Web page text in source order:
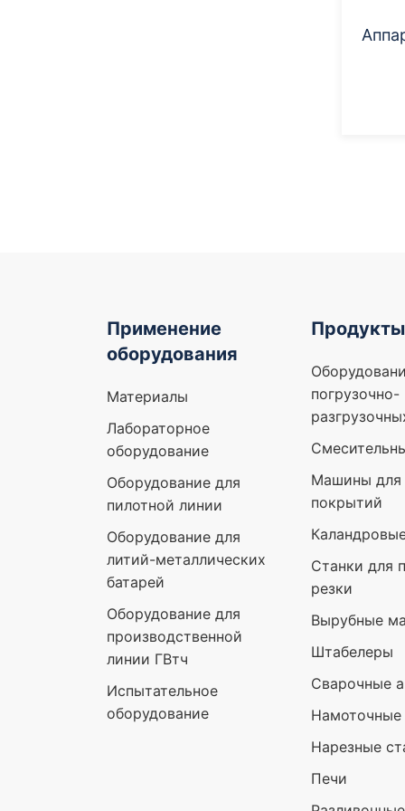
Применение
оборудования
Материалы
Лабораторное
оборудование
Оборудование для
пилотной линии
Оборудование для
литий-металлических
батарей
Оборудование для
производственной
линии ГВтч
Испытательное
оборудование
Продукты
погрузочно-
Машины для
покрытий
Станки для
резки
Вырубные
Штабелеры
Сварочные
Нарезные
Печи